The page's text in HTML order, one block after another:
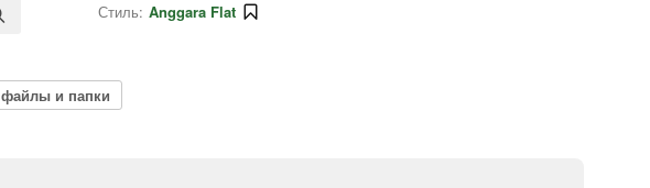
Стиль: Anggara Flat
файлы и папки